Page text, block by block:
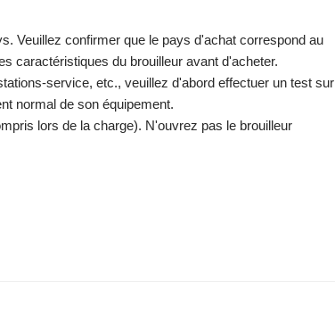
Veuillez confirmer que le pays d'achat correspond au
caractéristiques du brouilleur avant d'acheter.
service, etc., veuillez d'abord effectuer un test sur
normal de son équipement.
lors de la charge). N'ouvrez pas le brouilleur